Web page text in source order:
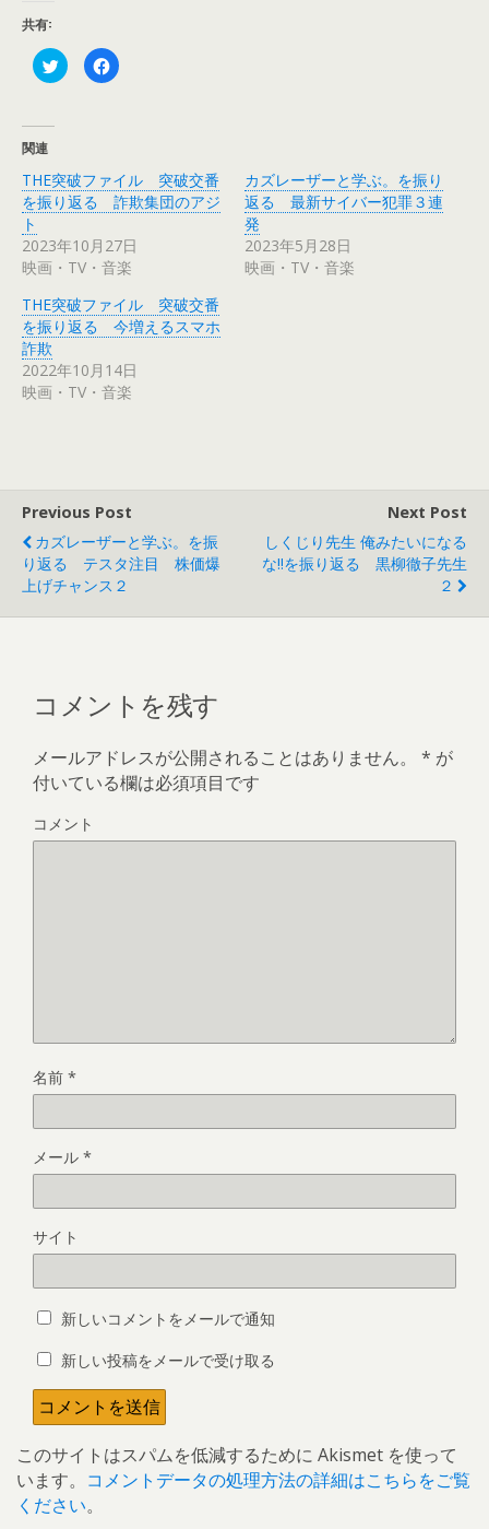
共有:
ク
リ
t
t
e
r
共
有
(
し
い
ウ
ィ
ド
ウ
で
開
F
a
共
有
す
る
は
ク
リ
ク
し
て
く
さ
い
(
新
で
開
ま
す
関連
THE突破ファイル 突破交番
を振り返る 詐欺集団のアジ
ト
2023年10月27日
映画・TV・音楽
カズレーザーと学ぶ。を振り
返る 最新サイバー犯罪３連
発
2023年5月28日
映画・TV・音楽
THE突破ファイル 突破交番
を振り返る 今増えるスマホ
詐欺
2022年10月14日
映画・TV・音楽
Previous Post
カズレーザーと学ぶ。を振
り返る テスタ注目 株価爆
上げチャンス２
Next Post
しくじり先生 俺みたいになる
な!!を振り返る 黒柳徹子先生
２
コメントを残す
メールアドレスが公開されることはありません。 * が
付いている欄は必須項目です
コメント
名前 *
メール *
サイト
新しいコメントをメールで通知
新しい投稿をメールで受け取る
このサイトはスパムを低減するために Akismet を使って
います。 コメントデータの処理方法の詳細はこちらをご覧
ください。